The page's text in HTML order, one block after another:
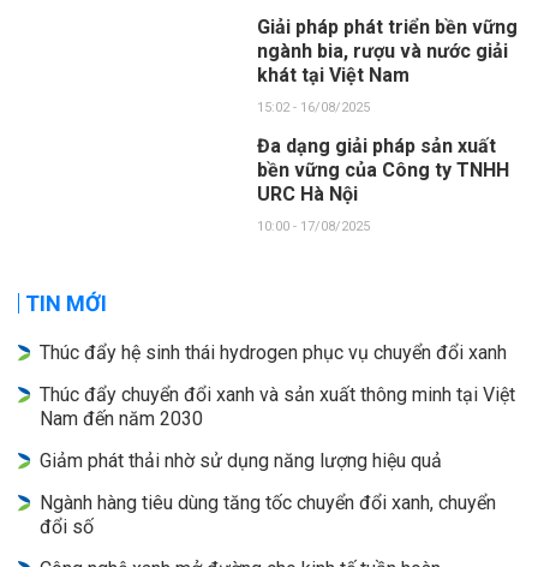
Giải pháp phát triển bền vững
ngành bia, rượu và nước giải
khát tại Việt Nam
15:02 - 16/08/2025
Đa dạng giải pháp sản xuất
bền vững của Công ty TNHH
URC Hà Nội
10:00 - 17/08/2025
TIN MỚI
Thúc đẩy hệ sinh thái hydrogen phục vụ chuyển đổi xanh
Thúc đẩy chuyển đổi xanh và sản xuất thông minh tại Việt
Nam đến năm 2030
Giảm phát thải nhờ sử dụng năng lượng hiệu quả
Ngành hàng tiêu dùng tăng tốc chuyển đổi xanh, chuyển
đổi số